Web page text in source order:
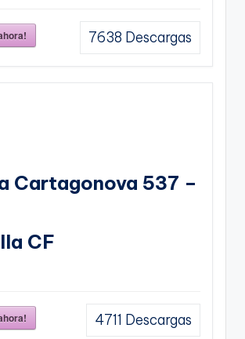
7638 Descargas
Cartagonova 537 –
CF
4711 Descargas